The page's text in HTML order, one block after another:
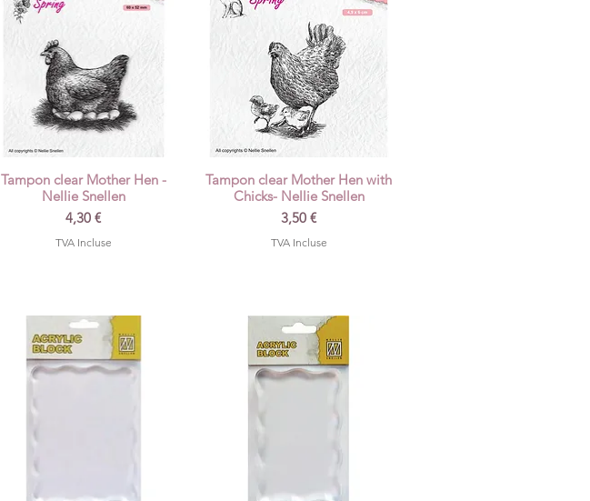
Aperçu rapide
Tampon clear Mother Hen -
Nellie Snellen
Prix
4,30 €
TVA Incluse
Aperçu rapide
Tampon clear Mother Hen with
Chicks- Nellie Snellen
Prix
3,50 €
TVA Incluse